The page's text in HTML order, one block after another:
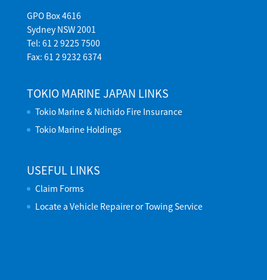
GPO Box 4616
Sydney NSW 2001
Tel: 61 2 9225 7500
Fax: 61 2 9232 6374
TOKIO MARINE JAPAN LINKS
Tokio Marine & Nichido Fire Insurance
Tokio Marine Holdings
USEFUL LINKS
Claim Forms
Locate a Vehicle Repairer or Towing Service